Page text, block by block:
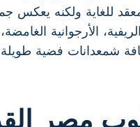
معقد للغاية ولكنه يعكس
الأرجوانية
شمعدانات فضية
مصر